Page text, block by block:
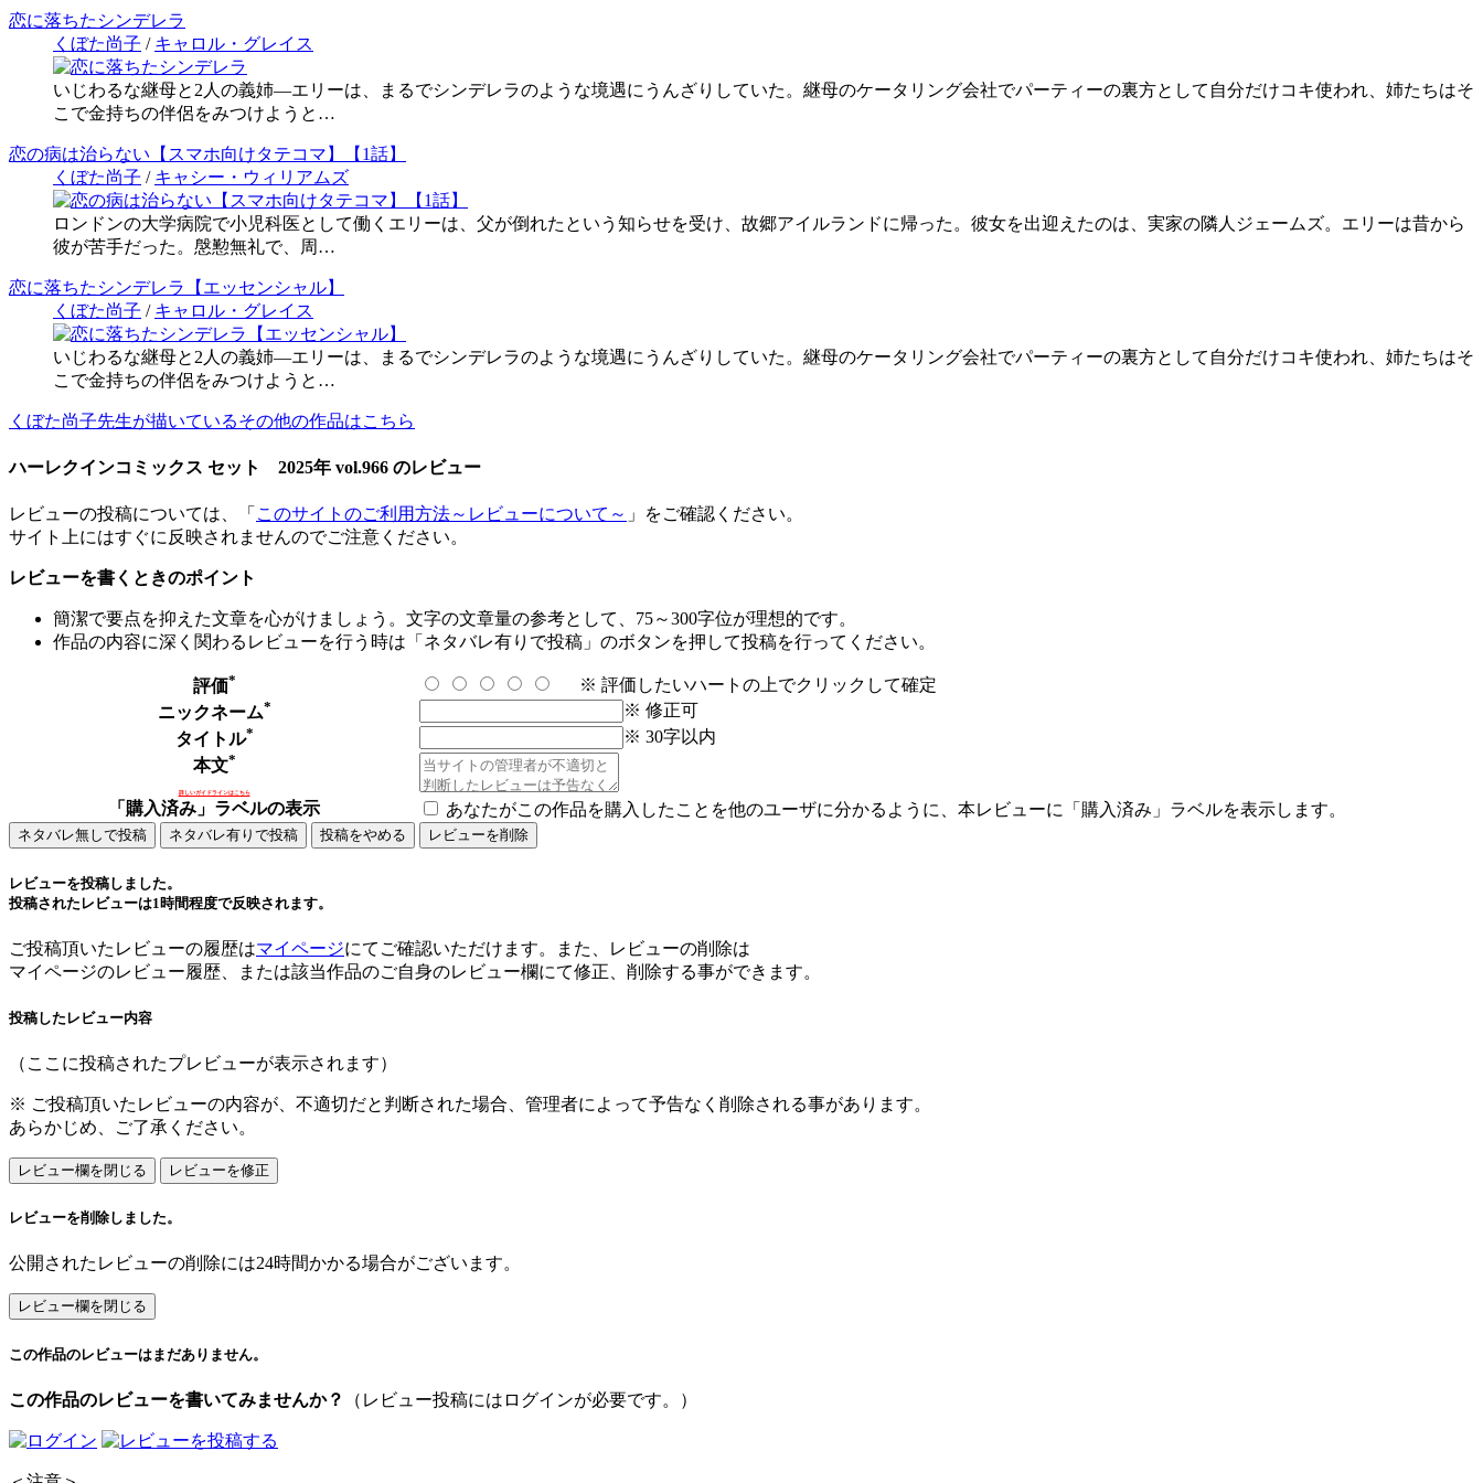
恋に落ちたシンデレラ
くぼた尚子 / キャロル・グレイス
いじわるな継母と2人の義姉―エリーは、まるでシンデレラのような境遇にうんざりしていた。継母のケータリング会社でパーティーの裏方として自分だけコキ使われ、姉たちはそ
こで金持ちの伴侶をみつけようと…
恋の病は治らない【スマホ向けタテコマ】【1話】
くぼた尚子 / キャシー・ウィリアムズ
ロンドンの大学病院で小児科医として働くエリーは、父が倒れたという知らせを受け、故郷アイルランドに帰った。彼女を出迎えたのは、実家の隣人ジェームズ。エリーは昔から
彼が苦手だった。慇懃無礼で、周…
恋に落ちたシンデレラ【エッセンシャル】
くぼた尚子 / キャロル・グレイス
いじわるな継母と2人の義姉―エリーは、まるでシンデレラのような境遇にうんざりしていた。継母のケータリング会社でパーティーの裏方として自分だけコキ使われ、姉たちはそ
こで金持ちの伴侶をみつけようと…
くぼた尚子先生が描いているその他の作品はこちら
ハーレクインコミックス セット 2025年 vol.966 のレビュー
レビューの投稿については、「 このサイトのご利用方法～レビューについて～ 」をご確認ください。
サイト上にはすぐに反映されませんのでご注意ください。
レビューを書くときのポイント
簡潔で要点を抑えた文章を心がけましょう。文字の文章量の参考として、75～300字位が理想的です。
作品の内容に深く関わるレビューを行う時は「ネタバレ有りで投稿」のボタンを押して投稿を行ってください。
評価*
※ 評価したいハートの上でクリックして確定
ニックネーム*
※ 修正可
タイトル*
※ 30字以内
本文*
詳しいガイドラインはこちら
「購入済み」ラベルの表示 あなたがこの作品を購入したことを他のユーザに分かるように、本レビューに「購入済み」ラベルを表示します。
レビューを投稿しました。
投稿されたレビューは1時間程度で反映されます。
ご投稿頂いたレビューの履歴はマイページにてご確認いただけます。また、レビューの削除は
マイページのレビュー履歴、または該当作品のご自身のレビュー欄にて修正、削除する事ができます。
投稿したレビュー内容
（ここに投稿されたプレビューが表示されます）
※ ご投稿頂いたレビューの内容が、不適切だと判断された場合、管理者によって予告なく削除される事があります。
あらかじめ、ご了承ください。
レビューを削除しました。
公開されたレビューの削除には24時間かかる場合がございます。
この作品のレビューはまだありません。
この作品のレビューを書いてみませんか？ （レビュー投稿にはログインが必要です。）